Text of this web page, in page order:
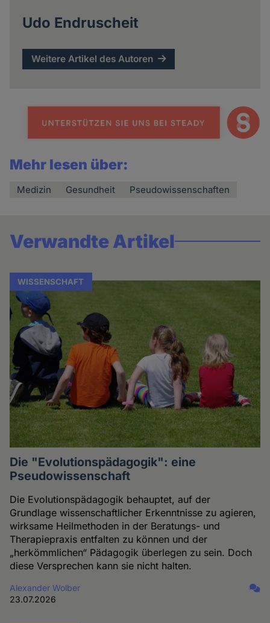
Udo Endruscheit
Weitere Artikel des Autoren
Mehr lesen über:
Medizin Gesundheit Pseudowissenschaften
Verwandte Artikel
WISSENSCHAFT
Die "Evolutionspädagogik": eine
Pseudowissenschaft
Die Evolutionspädagogik behauptet, auf der
Grundlage wissenschaftlicher Erkenntnisse zu agieren,
wirksame Heilmethoden in der Beratungs- und
Therapiepraxis entfalten zu können und der
„herkömmlichen“ Pädagogik überlegen zu sein. Doch
diese Versprechen kann sie nicht halten.
Alexander Wolber
23.07.2026